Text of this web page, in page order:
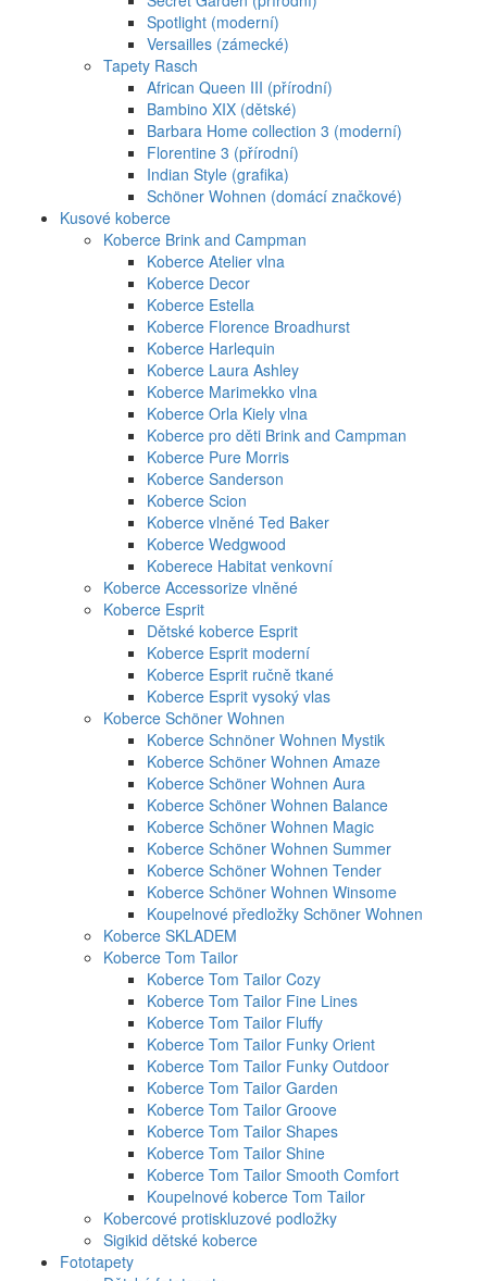
Spotlight (moderní)
Versailles (zámecké)
Tapety Rasch
African Queen III (přírodní)
Bambino XIX (dětské)
Barbara Home collection 3 (moderní)
Florentine 3 (přírodní)
Indian Style (grafika)
Schöner Wohnen (domácí značkové)
Kusové koberce
Koberce Brink and Campman
Koberce Atelier vlna
Koberce Decor
Koberce Estella
Koberce Florence Broadhurst
Koberce Harlequin
Koberce Laura Ashley
Koberce Marimekko vlna
Koberce Orla Kiely vlna
Koberce pro děti Brink and Campman
Koberce Pure Morris
Koberce Sanderson
Koberce Scion
Koberce vlněné Ted Baker
Koberce Wedgwood
Koberece Habitat venkovní
Koberce Accessorize vlněné
Koberce Esprit
Dětské koberce Esprit
Koberce Esprit moderní
Koberce Esprit ručně tkané
Koberce Esprit vysoký vlas
Koberce Schöner Wohnen
Koberce Schnöner Wohnen Mystik
Koberce Schöner Wohnen Amaze
Koberce Schöner Wohnen Aura
Koberce Schöner Wohnen Balance
Koberce Schöner Wohnen Magic
Koberce Schöner Wohnen Summer
Koberce Schöner Wohnen Tender
Koberce Schöner Wohnen Winsome
Koupelnové předložky Schöner Wohnen
Koberce SKLADEM
Koberce Tom Tailor
Koberce Tom Tailor Cozy
Koberce Tom Tailor Fine Lines
Koberce Tom Tailor Fluffy
Koberce Tom Tailor Funky Orient
Koberce Tom Tailor Funky Outdoor
Koberce Tom Tailor Garden
Koberce Tom Tailor Groove
Koberce Tom Tailor Shapes
Koberce Tom Tailor Shine
Koberce Tom Tailor Smooth Comfort
Koupelnové koberce Tom Tailor
Kobercové protiskluzové podložky
Sigikid dětské koberce
Fototapety